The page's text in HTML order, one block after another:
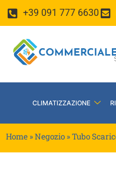
+39 091 777 6630
CLIMATIZZAZIONE
Home »Negozio »Tubo